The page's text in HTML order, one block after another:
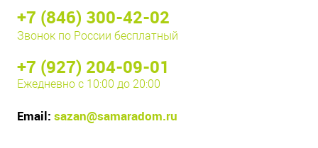
+7 (846) 300-42-02
Звонок по России бесплатный
+7 (927) 204-09-01
Ежедневно с 10:00 до 20:00
Email: sazan@samaradom.ru